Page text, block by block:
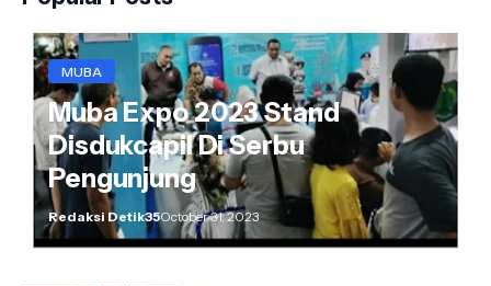
MUBA
Muba Expo 2023 Stand
Disdukcapil Di Serbu
Pengunjung
Redaksi Detik35October 31, 2023